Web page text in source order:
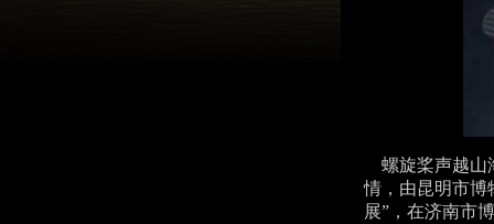
螺旋桨声越山
情，由昆明市
展”，在济南市